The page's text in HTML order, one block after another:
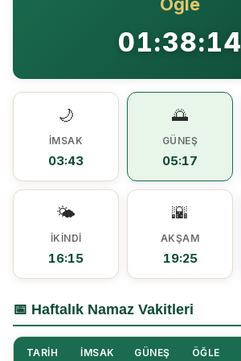
16:48 |
01:38:14
🌙
İMSAK
03:43
🌅
GÜNEŞ
05:17
🌤️
İKINDI
16:15
🌇
AKŞAM
19:25
📅 Haftalık Namaz Vakitleri
TARIH İMSAK GÜNEŞ ÖĞLE